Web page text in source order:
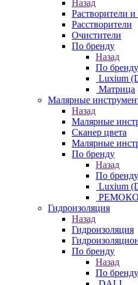
Назад
Растворители и
Расстворители
Очистители
По бренду
Назад
По бренду
Luxium
Матрица
Малярные
Назад
Малярные
Сканер цвета
Малярные
По бренду
Назад
По бренду
Luxium
Гидроизоляция
Назад
Гидроизоляция
По бренду
Назад
По бренду